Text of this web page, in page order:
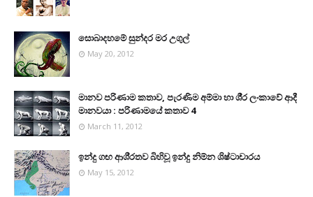
සොබාදහමේ සුන්දර මර උගුල්
May 20, 2012
මානව පරිණාම කතාව, පැරණිම අම්මා හා ශී‍්‍ර ලංකාවේ ආදී
මානවයා : පරිණාමයේ කතාව 4
March 11, 2012
ඉන්දු ගඟ ආශි‍්‍රතව බිහිවූ ඉන්දු නිම්න ශිෂ්ටාචාරය
May 15, 2012